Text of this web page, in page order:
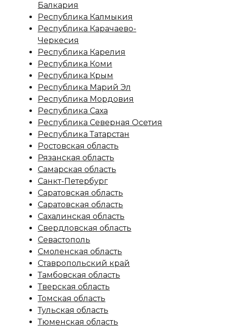
Балкария
Республика Калмыкия
Республика Карачаево-
Черкесия
Республика Карелия
Республика Коми
Республика Крым
Республика Марий Эл
Республика Мордовия
Республика Саха
Республика Северная Осетия
Республика Татарстан
Ростовская область
Рязанская область
Самарская область
Санкт-Петербург
Саратовская область
Саратовская область
Сахалинская область
Свердловская область
Севастополь
Смоленская область
Ставропольский край
Тамбовская область
Тверская область
Томская область
Тульская область
Тюменская область